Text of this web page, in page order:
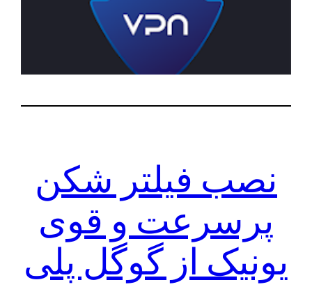
نصب فیلتر شکن
پرسرعت و قوی
یونیک از گوگل پلی